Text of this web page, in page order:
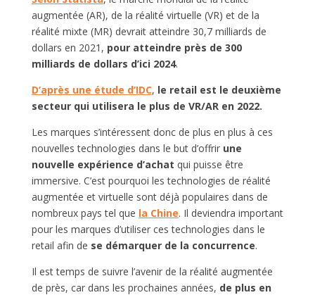
augmentée (AR), de la réalité virtuelle (VR) et de la
réalité mixte (MR) devrait atteindre 30,7 milliards de
dollars en 2021, pour atteindre près de 300
milliards de dollars d’ici 2024.
D’après une étude d’IDC, le retail est le deuxième
secteur qui utilisera le plus de VR/AR en 2022.
Les marques s’intéressent donc de plus en plus à ces
nouvelles technologies dans le but d’offrir une
nouvelle expérience d’achat qui puisse être
immersive. C’est pourquoi les technologies de réalité
augmentée et virtuelle sont déjà populaires dans de
nombreux pays tel que la Chine. Il deviendra important
pour les marques d’utiliser ces technologies dans le
retail afin de se démarquer de la concurrence.
Il est temps de suivre l’avenir de la réalité augmentée
de près, car dans les prochaines années, de plus en